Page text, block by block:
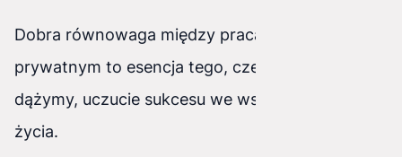
Dobra równowaga między pracą a życiem
prywatnym to esencja tego, czego wszyscy
dążymy, uczucie sukcesu we wszystkich sferach
życia.